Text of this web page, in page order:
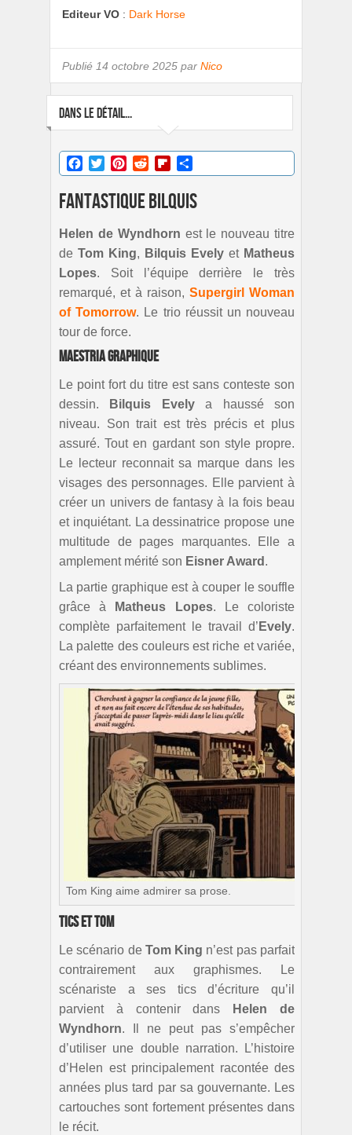
Editeur VO : Dark Horse
Publié 14 octobre 2025 par Nico
DANS LE DÉTAIL...
Facebook
TwitterPinterestRedditFlipboard
Fantastique Bilquis
Helen de Wyndhorn est le nouveau titre
de Tom King, Bilquis Evely et Matheus
Lopes. Soit l’équipe derrière le très
remarqué, et à raison, Supergirl Woman
of Tomorrow. Le trio réussit un nouveau
tour de force.
Maestria graphique
Le point fort du titre est sans conteste son
dessin.
Bilquis Evelya haussé son
niveau. Son trait est très précis et plus
assuré. Tout en gardant son style propre.
Le lecteur reconnait sa marque dans les
visages des personnages. Elle parvient à
créer un univers de fantasy à la fois beau
et inquiétant. La dessinatrice propose une
multitude de pages marquantes. Elle a
amplement mérité son Eisner Award .
La partie graphique est à couper le souffle
grâce à
Matheus Lopes. Le coloriste
complète parfaitement le travail d’ Evely.
La palette des couleurs est riche et variée,
créant des environnements sublimes.
Tom King aime admirer sa prose.
Tics et Tom
Le scénario de Tom King n’est pas parfait
contrairement aux graphismes. Le
scénariste a ses tics d’écriture qu’il
parvient à contenir dans
Helen de
Wyndhorn. Il ne peut pas s’empêcher
d’utiliser une double narration. L’histoire
d’Helen est principalement racontée des
années plus tard par sa gouvernante. Les
cartouches sont fortement présentes dans
le récit.